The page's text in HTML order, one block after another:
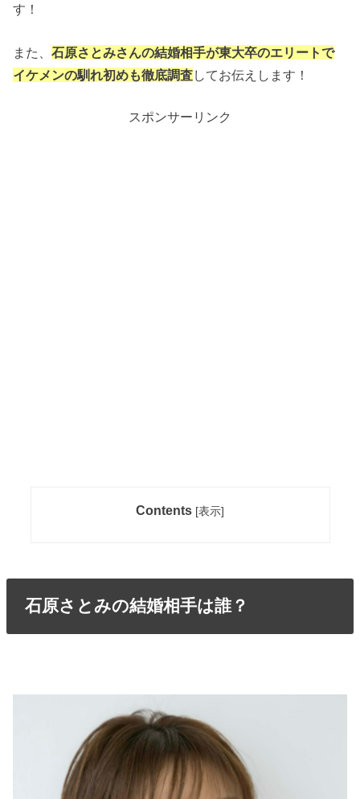
す！
また、石原さとみさんの結婚相手が東大卒のエリートで
イケメンの馴れ初めも徹底調査してお伝えします！
スポンサーリンク
Contents [表示]
石原さとみの結婚相手は誰？